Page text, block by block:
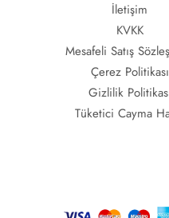
İletişim
KVKK
Mesafeli Satış
Çerez Politikası
Gizlilik
Tüketici Cayma